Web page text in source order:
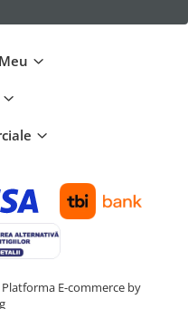
Platforma E-commerce by